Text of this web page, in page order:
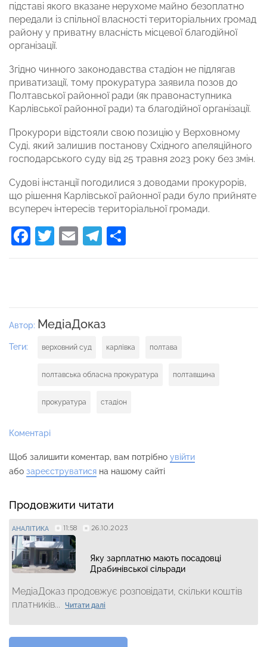
підставі якого вказане нерухоме майно безоплатно
передали із спільної власності територіальних громад
району у приватну власність місцевої благодійної
організації.
Згідно чинного законодавства стадіон не підлягав
приватизації, тому прокуратура заявила позов до
Полтавської районної ради (як правонаступника
Карлівської районної ради) та благодійної організації.
Прокурори відстояли свою позицію у Верховному
Суді, який залишив постанову Східного апеляційного
господарського суду від 25 травня 2023 року без змін.
Судові інстанції погодилися з доводами прокурорів,
що рішення Карлівської районної ради було прийняте
всупереч інтересів територіальної громади.
Facebook
Twitter
EmailTelegram
Автор: МедіаДоказ
Теги: верховний суд карлівка полтава
полтавська обласна прокуратура полтавщина
прокуратура стадіон
Коментарі
Щоб залишити коментар, вам потрібно увійти
або зареєструватися на нашому сайті
Продовжити читати
АНАЛІТИКА 11:58 26.10.2023
Яку зарплатню мають посадовці
Драбинівської сільради
МедіаДоказ продовжує розповідати, скільки коштів
платників...
Читати далі